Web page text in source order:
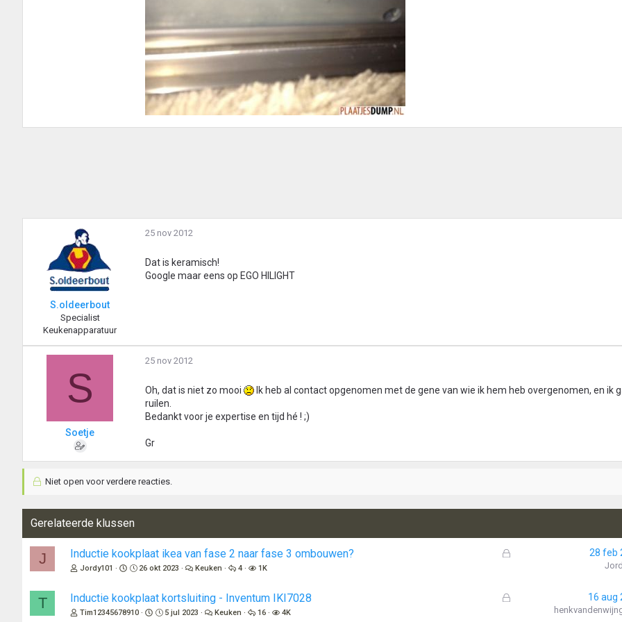
S.oldeerbout
Specialist
Keukenapparatuur
25 nov 2012
Dat is keramisch!
Google maar eens op EGO HILIGHT
S
Soetje
25 nov 2012
Oh, dat is niet zo mooi
Ik heb al contact opgenomen met de gene van wie ik hem heb overgenomen, en ik
ruilen.
Bedankt voor je expertise en tijd hé ! ;)
Gr
Niet open voor verdere reacties.
Gerelateerde klussen
J
G
o
Inductie kookplaat ikea van fase 2 naar fase 3 ombouwen?
Jordy101 26 okt 2023 Keuken 4 1K
28 feb
T
G
Inductie kookplaat kortsluiting - Inventum IKI7028
Tim12345678910 5 jul 2023 Keuken 16 4K
16 aug